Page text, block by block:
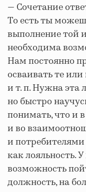
— Сочетание
То есть ты
выполнение той
необходима
Нам постоянно
осваивать те
и т. п. Нужна эта
но быстро
понимать, что и
и во
и потребителями
как лояльность.
возможность
должность, на